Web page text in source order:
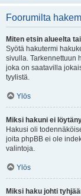
Foorumilta
Miten etsin alueelta
Syötä hakutermi
sivulla. Tarkennettuun
joka on saatavilla
tyylistä.
Ylös
Miksi hakuni ei
Hakusi oli
joita phpBB ei ole
valintoja.
Ylös
Miksi haku johti